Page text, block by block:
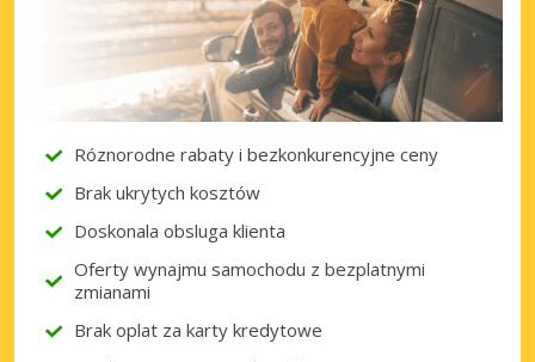
Róznorodne rabaty i bezkonkurencyjne ceny
Brak ukrytych kosztów
Doskonala obsluga klienta
Oferty wynajmu samochodu z bezplatnymi
zmianami
Brak oplat za karty kredytowe